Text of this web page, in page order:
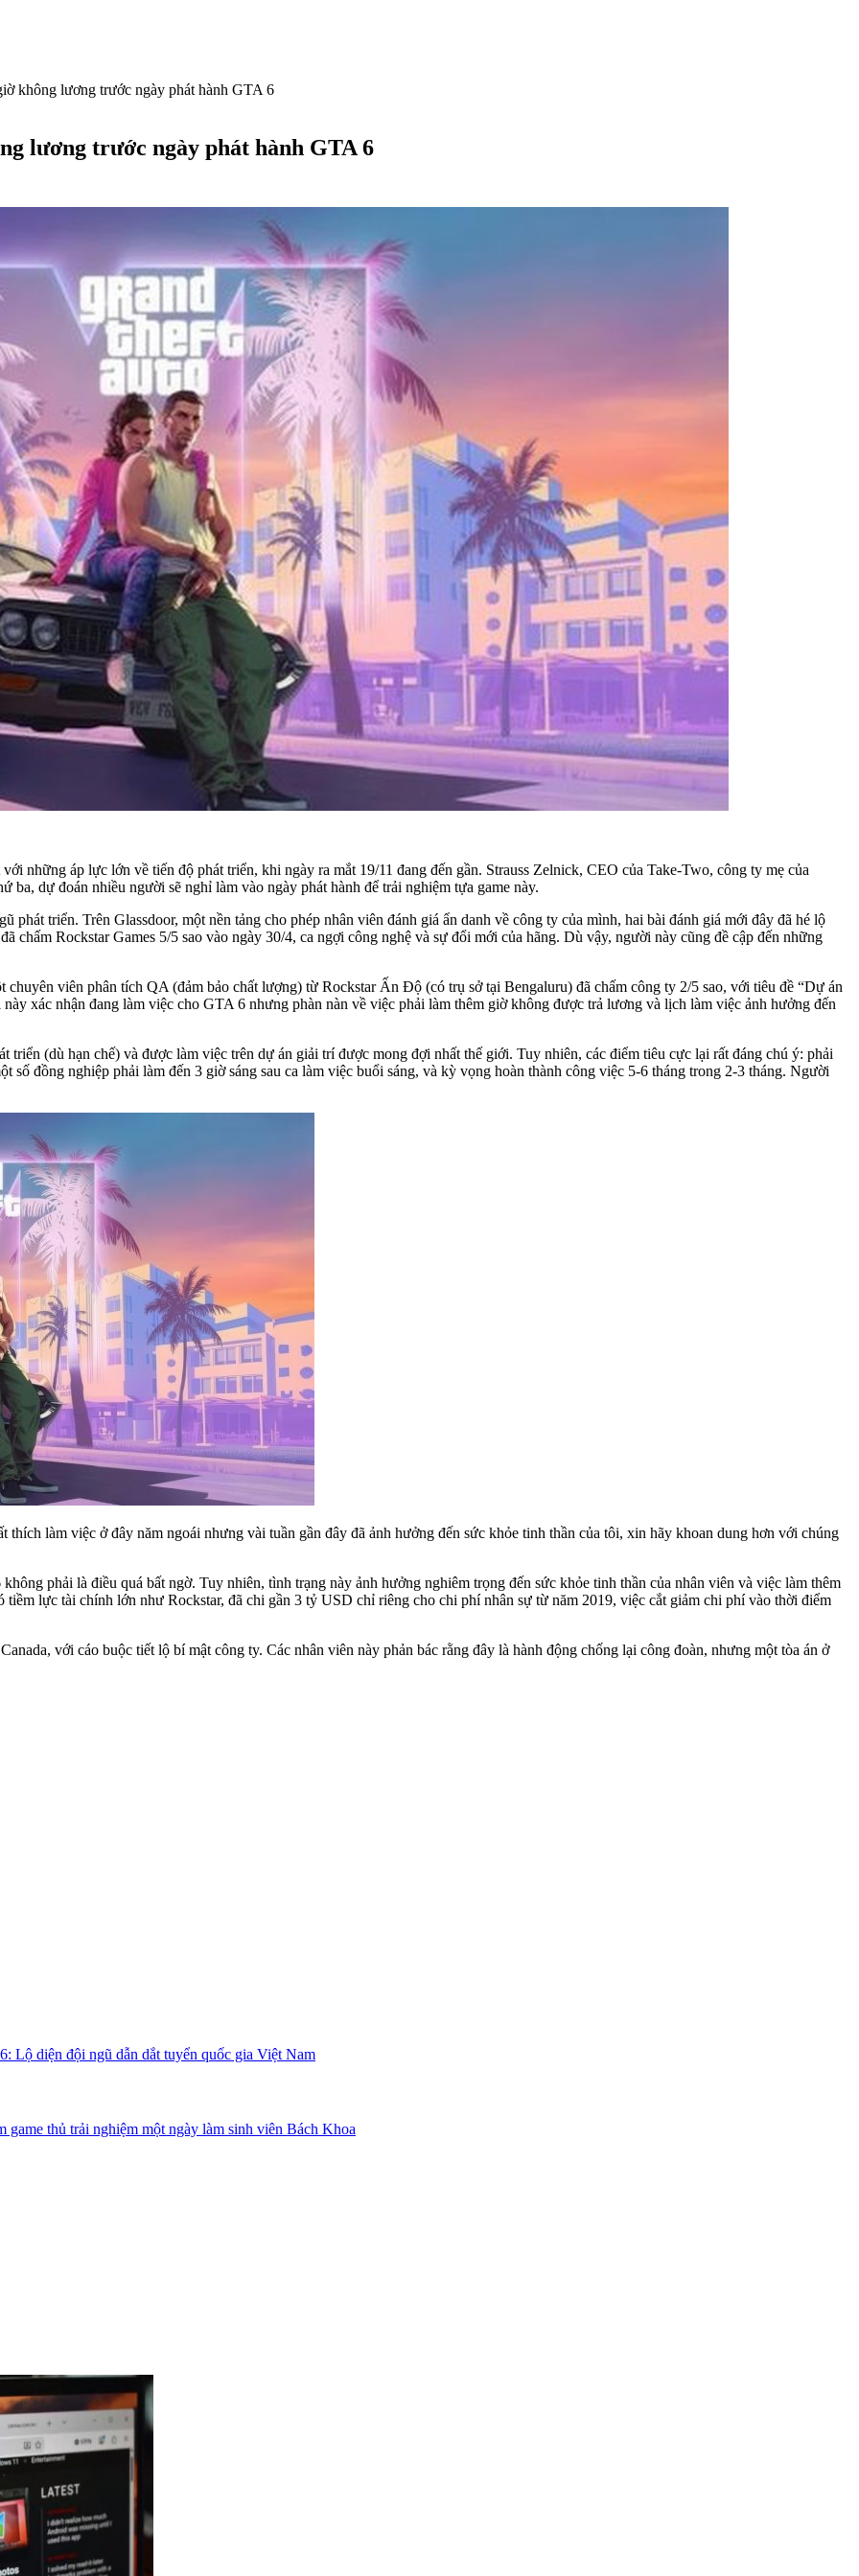
không lương trước ngày phát hành GTA 6
lương trước ngày phát hành GTA 6
những áp lực lớn về tiến độ phát triển, khi ngày ra mắt 19/11 đang đến gần. Strauss Zelnick, CEO của Take-Two, công ty mẹ của
ba, dự đoán nhiều người sẽ nghỉ làm vào ngày phát hành để trải nghiệm tựa game này.
phát triển. Trên Glassdoor, một nền tảng cho phép nhân viên đánh giá ẩn danh về công ty của mình, hai bài đánh giá mới đây đã hé lộ
chấm Rockstar Games 5/5 sao vào ngày 30/4, ca ngợi công nghệ và sự đổi mới của hãng. Dù vậy, người này cũng đề cập đến những
viên phân tích QA (đảm bảo chất lượng) từ Rockstar Ấn Độ (có trụ sở tại Bengaluru) đã chấm công ty 2/5 sao, với tiêu đề “Dự án
xác nhận đang làm việc cho GTA 6 nhưng phàn nàn về việc phải làm thêm giờ không được trả lương và lịch làm việc ảnh hưởng đến
(dù hạn chế) và được làm việc trên dự án giải trí được mong đợi nhất thế giới. Tuy nhiên, các điểm tiêu cực lại rất đáng chú ý: phải
đồng nghiệp phải làm đến 3 giờ sáng sau ca làm việc buổi sáng, và kỳ vọng hoàn thành công việc 5-6 tháng trong 2-3 tháng. Người
làm việc ở đây năm ngoái nhưng vài tuần gần đây đã ảnh hưởng đến sức khỏe tinh thần của tôi, xin hãy khoan dung hơn với chúng
phải là điều quá bất ngờ. Tuy nhiên, tình trạng này ảnh hưởng nghiêm trọng đến sức khỏe tinh thần của nhân viên và việc làm thêm
lực tài chính lớn như Rockstar, đã chi gần 3 tỷ USD chỉ riêng cho chi phí nhân sự từ năm 2019, việc cắt giảm chi phí vào thời điểm
với cáo buộc tiết lộ bí mật công ty. Các nhân viên này phản bác rằng đây là hành động chống lại công đoàn, nhưng một tòa án ở
Lộ diện đội ngũ dẫn dắt tuyển quốc gia Việt Nam
thủ trải nghiệm một ngày làm sinh viên Bách Khoa